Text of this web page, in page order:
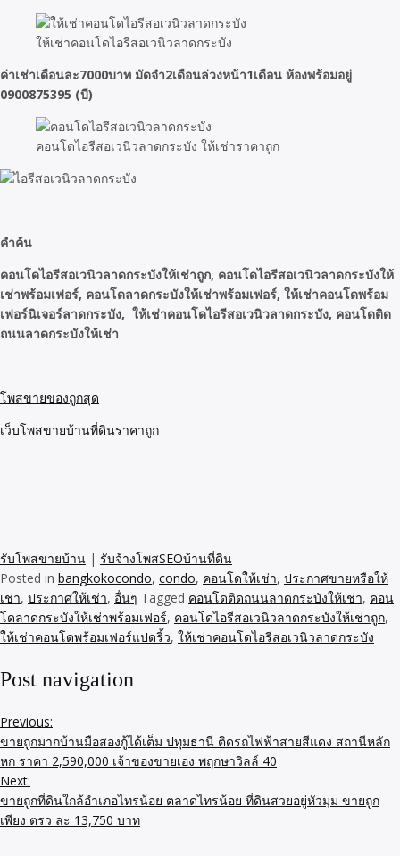
ให้เช่าคอนโดไอรีสอเวนิวลาดกระบัง
ค่าเช่าเดือนละ7000บาท มัดจำ2เดือนล่วงหน้า1เดือน ห้องพร้อมอยู่
0900875395 (บี)
คอนโดไอรีสอเวนิวลาดกระบัง ให้เช่าราคาถูก
คำค้น
คอนโดไอรีสอเวนิวลาดกระบังให้เช่าถูก, คอนโดไอรีสอเวนิวลาดกระบังให้
เช่าพร้อมเฟอร์, คอนโดลาดกระบังให้เช่าพร้อมเฟอร์, ให้เช่าคอนโดพร้อม
เฟอร์นิเจอร์ลาดกระบัง, ให้เช่าคอนโดไอรีสอเวนิวลาดกระบัง, คอนโดติด
ถนนลาดกระบังให้เช่า
โพสขายของถูกสุด
เว็บโพสขายบ้านที่ดินราคาถูก
รับโพสขายบ้าน | รับจ้างโพสSEOบ้านที่ดิน
Posted in bangkokocondo, condo, คอนโดให้เช่า, ประกาศขายหรือให้
เช่า, ประกาศให้เช่า, อื่นๆ Tagged คอนโดติดถนนลาดกระบังให้เช่า, คอน
โดลาดกระบังให้เช่าพร้อมเฟอร์, คอนโดไอรีสอเวนิวลาดกระบังให้เช่าถูก,
ให้เช่าคอนโดพร้อมเฟอร์แปดริ้ว, ให้เช่าคอนโดไอรีสอเวนิวลาดกระบัง
Post navigation
Previous:
ขายถูกมากบ้านมือสองกู้ได้เต็ม ปทุมธานี ติดรถไฟฟ้าสายสีแดง สถานีหลัก
หก ราคา 2,590,000 เจ้าของขายเอง พฤกษาวิลล์ 40
Next:
ขายถูกที่ดินใกล้อำเภอไทรน้อย ตลาดไทรน้อย ที่ดินสวยอยู่หัวมุม ขายถูก
เพียง ตรว ละ 13,750 บาท